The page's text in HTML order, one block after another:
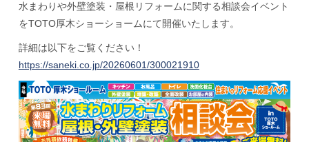
水まわりや外壁塗装・屋根リフォームに関する相談会イベント
をTOTO厚木ショーショームにて開催いたします。
詳細は以下をご覧ください！
https://saneki.co.jp/20260601/300021910